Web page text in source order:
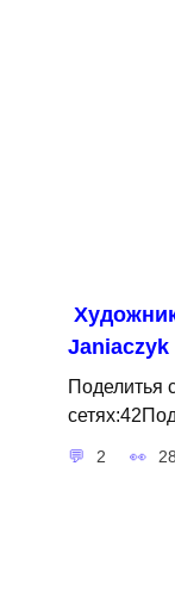
Janiaczyk
Поделитья
2